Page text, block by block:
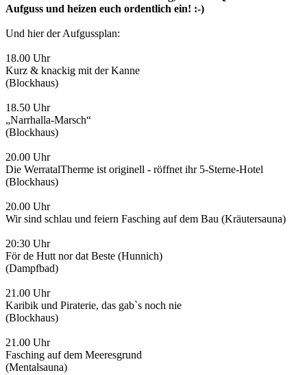
Aufguss und heizen euch ordentlich ein! :-)
Und hier der Aufgussplan:
18.00 Uhr
Kurz & knackig mit der Kanne
(Blockhaus)
18.50 Uhr
„Narrhalla-Marsch“
(Blockhaus)
20.00 Uhr
Die WerratalTherme ist originell - röffnet ihr 5-Sterne-Hotel
(Blockhaus)
20.00 Uhr
Wir sind schlau und feiern Fasching auf dem Bau (Kräutersauna)
20:30 Uhr
För de Hutt nor dat Beste (Hunnich)
(Dampfbad)
21.00 Uhr
Karibik und Piraterie, das gab`s noch nie
(Blockhaus)
21.00 Uhr
Fasching auf dem Meeresgrund
(Mentalsauna)